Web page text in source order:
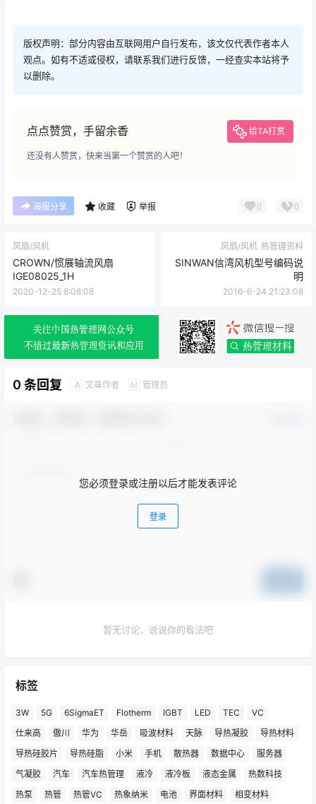
版权声明：部分内容由互联网用户自行发布，该文仅代表作者本人
观点。如有不适或侵权，请联系我们进行反馈，一经查实本站将予
以删除。
点点赞赏，手留余香 给TA打赏
还没有人赞赏，快来当第一个赞赏的人吧！
海报分享 收藏 举报 0 0
风扇/风机
CROWN/惯展轴流风扇
IGE08025_1H
2020-12-25 8:08:08
风扇/风机 热管理资料
SINWAN信湾风机型号编码说
明
2016-6-24 21:23:08
0 条回复 A 文章作者 M 管理员
您必须登录或注册以后才能发表评论
登录
暂无讨论，说说你的看法吧
标签
3W 5G 6SigmaET Flotherm IGBT LED TEC
VC
仕来高
傲川 华为 华岳 吸波材料 天脉 导热凝胶
导热材料
导热硅胶片
导热硅脂 小米 手机 散热器 数据中心
服务器
气凝胶
汽车 汽车热管理 液冷 液冷板 液态金属
热数科技
热泵
热管 热管VC 热象纳米 电池 界面材料 相变材料